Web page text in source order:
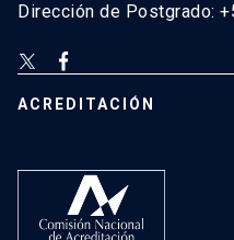
Dirección de Postgrado:
ACREDITACIÓN